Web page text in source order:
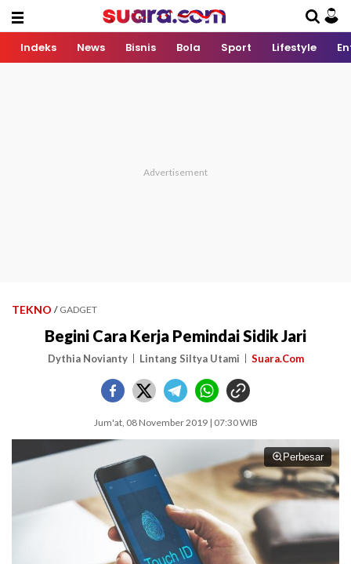
Indeks News Bisnis Bola Sport Lifestyle
TEKNO / GADGET
Begini Cara Kerja Pemindai Sidik Jari
Dythia Novianty Lintang Siltya Utami Suara.Com
Jum'at, 08 November 2019 | 07:30 WIB
Perbesar